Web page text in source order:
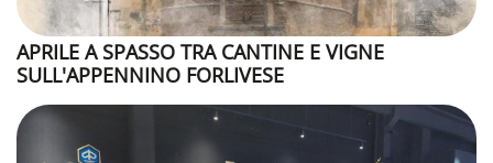
APRILE A SPASSO TRA CANTINE E VIGNE
SULL'APPENNINO FORLIVESE